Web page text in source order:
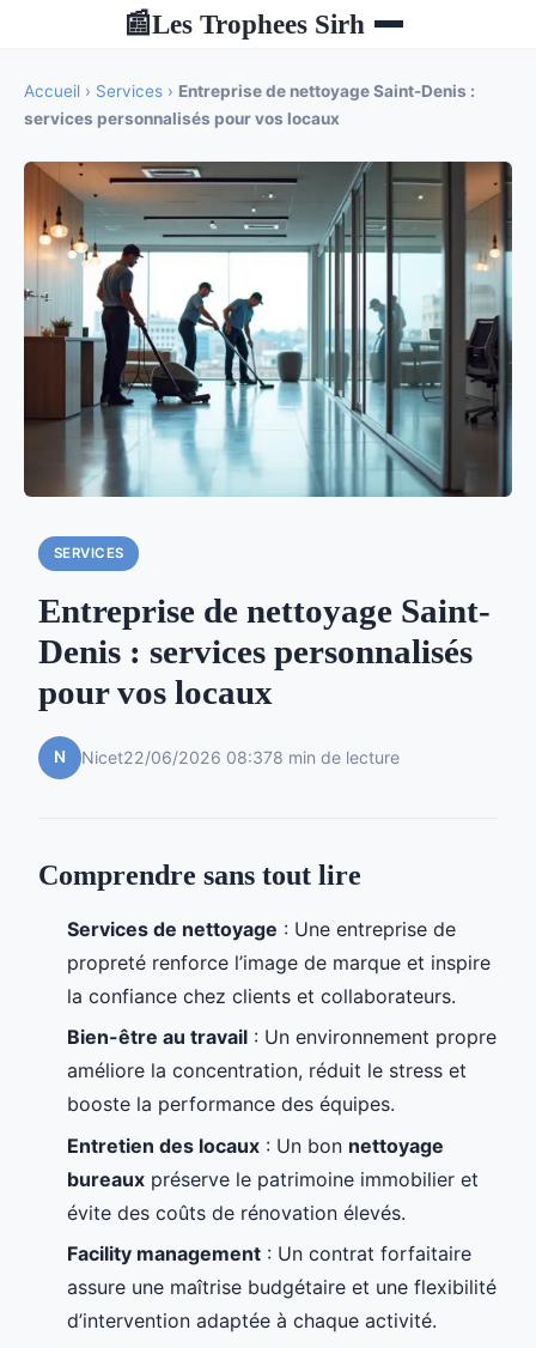
📰Les Trophees Sirh
Accueil › Services › Entreprise de nettoyage Saint-Denis :
services personnalisés pour vos locaux
SERVICES
Entreprise de nettoyage Saint-
Denis : services personnalisés
pour vos locaux
N Nicet22/06/2026 08:378 min de lecture
Comprendre sans tout lire
Services de nettoyage : Une entreprise de
propreté renforce l’image de marque et inspire
la confiance chez clients et collaborateurs.
Bien-être au travail : Un environnement propre
améliore la concentration, réduit le stress et
booste la performance des équipes.
Entretien des locaux : Un bon nettoyage
bureaux préserve le patrimoine immobilier et
évite des coûts de rénovation élevés.
Facility management : Un contrat forfaitaire
assure une maîtrise budgétaire et une flexibilité
d’intervention adaptée à chaque activité.